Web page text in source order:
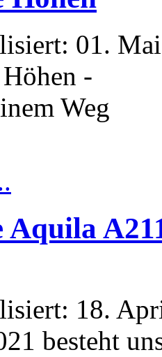
01.
Aquila
18.